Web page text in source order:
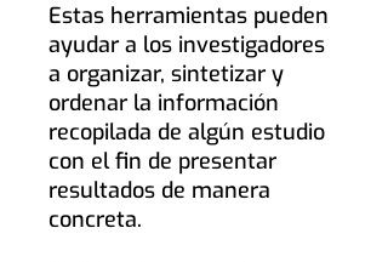
Estas herramientas pueden
ayudar a los investigadores
a organizar, sintetizar y
ordenar la información
recopilada de algún estudio
con el fin de presentar
resultados de manera
concreta.